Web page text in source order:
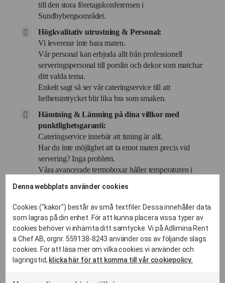
till den stora företagskonferensen i
Sundbybergsområdet.
Högkvalitativ utrustning & Personal:
Vi levererar inte bara maten.
Vår personal kan erbjuda allt från professionell
serveringspersonal till porslin och dekor som matchar
ditt valda tema.
Enkelt sagt så ser vår cateringservice till att
helhetsintrycket blir lika bra som smaken.
Hämtning & Lämning på dina villkor med
punktlighetsgaranti:
Cateringservice innebär att timing är allt.
Har du inte möjlighet att ta emot maten precis vid
servering? Inga problem.
Våra avancerade termoboxar håller temperaturen i
Våra bilar rullar dagligen i Sundbybergsområdet,
vilket garanterar att maten anländer vid exakt rätt
tidpunkt och med perfekt temperatur.
Vi hämtar disken:
Den största "fest-dödaren" är berget av disk.
När du hyr porslin av oss så hämtar vi det smutsigt
dagen efter.
Denna webbplats använder cookies
Cookies ("kakor") består av små textfiler. Dessa innehåller data
som lagras på din enhet. För att kunna placera vissa typer av
cookies behöver vi inhämta ditt samtycke. Vi på Adlimina Rent
a Chef AB, orgnr. 559138-8243 använder oss av följande slags
cookies. För att läsa mer om vilka cookies vi använder och
lagringstid, klicka här för att komma till vår cookiepolicy.